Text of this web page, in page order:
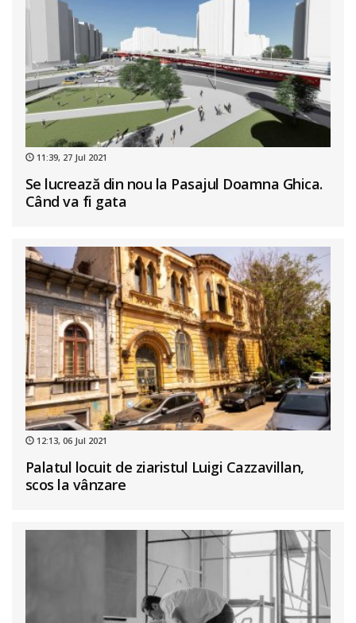
11:39, 27 Jul 2021
Se lucrează din nou la Pasajul Doamna Ghica.
Când va fi gata
12:13, 06 Jul 2021
Palatul locuit de ziaristul Luigi Cazzavillan,
scos la vânzare